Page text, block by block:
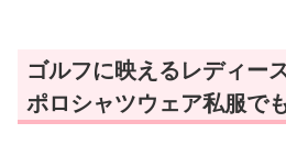
ゴルフに映えるレディー
ポロシャツウェア私服で